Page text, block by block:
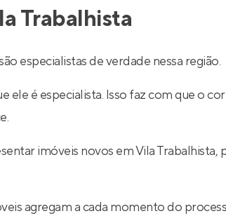
Trabalhista
especialistas de verdade nessa região.
é especialista. Isso faz com que o
imóveis novos em Vila Trabalhista,
agregam a cada momento do